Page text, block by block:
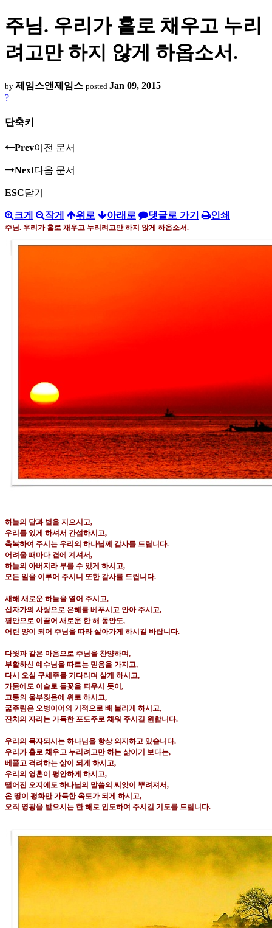
주님. 우리가 홀로 채우고 누리
려고만 하지 않게 하옵소서.
by 제임스앤제임스 posted Jan 09, 2015
?
단축키
Prev이전 문서
Next다음 문서
ESC닫기
크게 작게 위로 아래로 댓글로 가기 인쇄
주님. 우리가 홀로 채우고 누리려고만 하지 않게 하옵소서.
하늘의 달과 별을 지으시고,
우리를 있게 하셔서 간섭하시고,
축복하여 주시는 우리의 하나님께 감사를 드립니다.
어려울 때마다 곁에 계셔서,
하늘의 아버지라 부를 수 있게 하시고,
모든 일을 이루어 주시니 또한 감사를 드립니다.
새해 새로운 하늘을 열어 주시고,
십자가의 사랑으로 은혜를 베푸시고 안아 주시고,
평안으로 이끌어 새로운 한 해 동안도,
어린 양이 되어 주님을 따라 살아가게 하시길 바랍니다.
다윗과 같은 마음으로 주님을 찬양하며,
부활하신 예수님을 따르는 믿음을 가지고,
다시 오실 구세주를 기다리며 살게 하시고,
가뭄에도 이슬로 들꽃을 피우시 듯이 ,
고통의 울부짖음에 위로 하시고,
굶주림은 오병이어의 기적으로 배 불리게 하시고,
잔치의 자리는 가득한 포도주로 채워 주시길 원합니다.
우리의 목자되시는 하나님을 항상 의지하고 있습니다.
우리가 홀로 채우고 누리려고만 하는 삶이기 보다는,
베풀고 격려하는 삶이 되게 하시고,
우리의 영혼이 평안하게 하시고,
떨어진 오지에도 하나님의 말씀의 씨앗이 뿌려져서,
온 땅이 평화만 가득한 옥토가 되게 하시고,
오직 영광을 받으시는 한 해로 인도하여 주시길 기도를 드립니다.